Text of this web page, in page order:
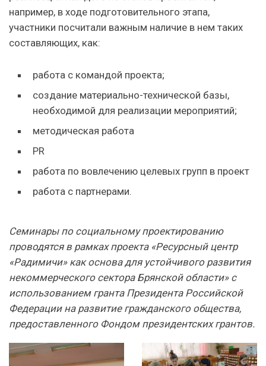
например, в ходе подготовительного этапа,
участники посчитали важным наличие в нем таких
составляющих, как:
работа с командой проекта;
создание материально-технической базы,
необходимой для реализации мероприятий;
методическая работа
PR
работа по вовлечению целевых групп в проект
работа с партнерами.
Семинары по социальному проектированию
проводятся в рамках проекта «Ресурсный центр
«Радимичи» как основа для устойчивого развития
некоммерческого сектора Брянской области» с
использованием гранта Президента Российской
Федерации на развитие гражданского общества,
предоставленного Фондом президентских грантов.